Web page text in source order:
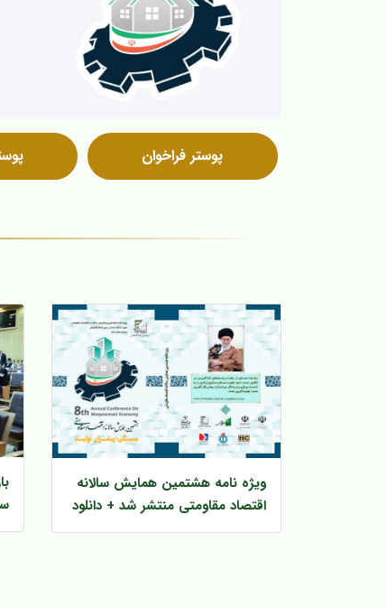
پوستر فراخوان
ویژه نامه هشتمین همایش سالانه
اقتصاد مقاومتی منتشر شد + دانلود